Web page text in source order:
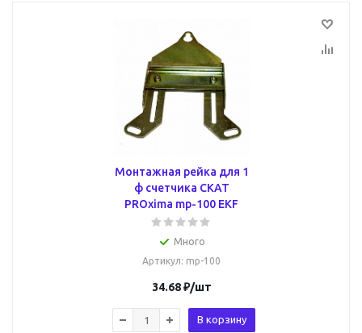
Монтажная рейка для 1
ф счетчика СКАТ
PROxima mp-100 EKF
Много
Артикул: mp-100
34.68₽/шт
В корзину